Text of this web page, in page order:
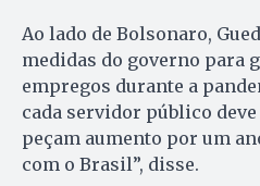
Ao lado de Bolsonaro,
medidas do governo para
empregos durante a
cada servidor público deve
peçam aumento por um
com o Brasil”, disse.